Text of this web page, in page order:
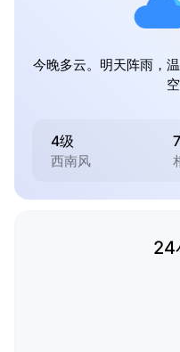
今晚多云。明天阵雨，
4级
西南风
24